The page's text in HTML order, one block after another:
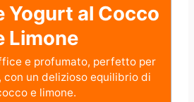
Yogurt al Cocco
Limone
e profumato, perfetto per
con un delizioso equilibrio di
e limone.